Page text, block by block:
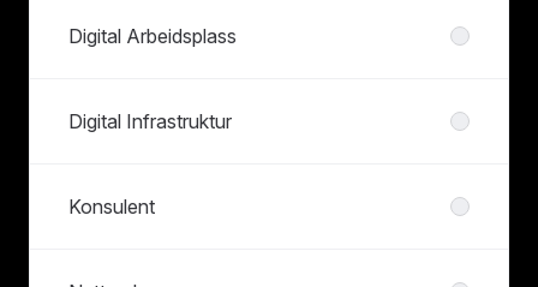
Digital Arbeidsplass
Digital Infrastruktur
Konsulent